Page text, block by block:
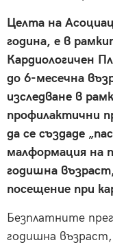
Целта нa
година, е в
Кардиологичен
до 6-месечна
изследване в
профилактични
да се създаде
малформация на
годишна
посещение при
Безплатните
годишна